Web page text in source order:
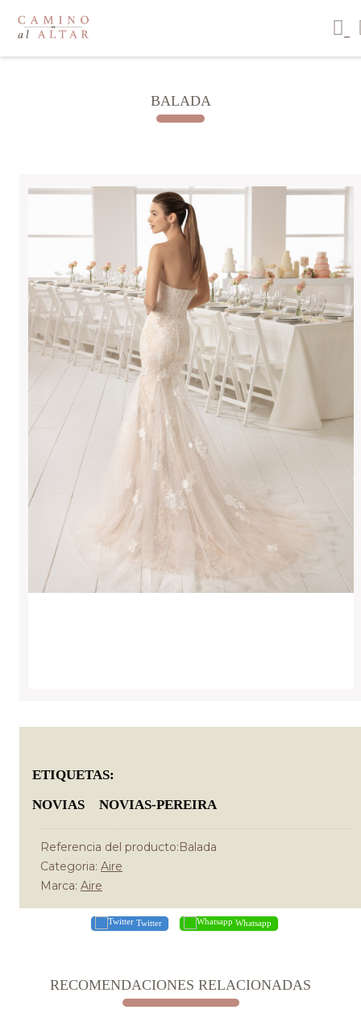
BALADA
ETIQUETAS:
NOVIAS
NOVIAS-PEREIRA
Referencia del producto:Balada
Categoria: Aire
Marca: Aire
Twitter Whatsapp
RECOMENDACIONES RELACIONADAS